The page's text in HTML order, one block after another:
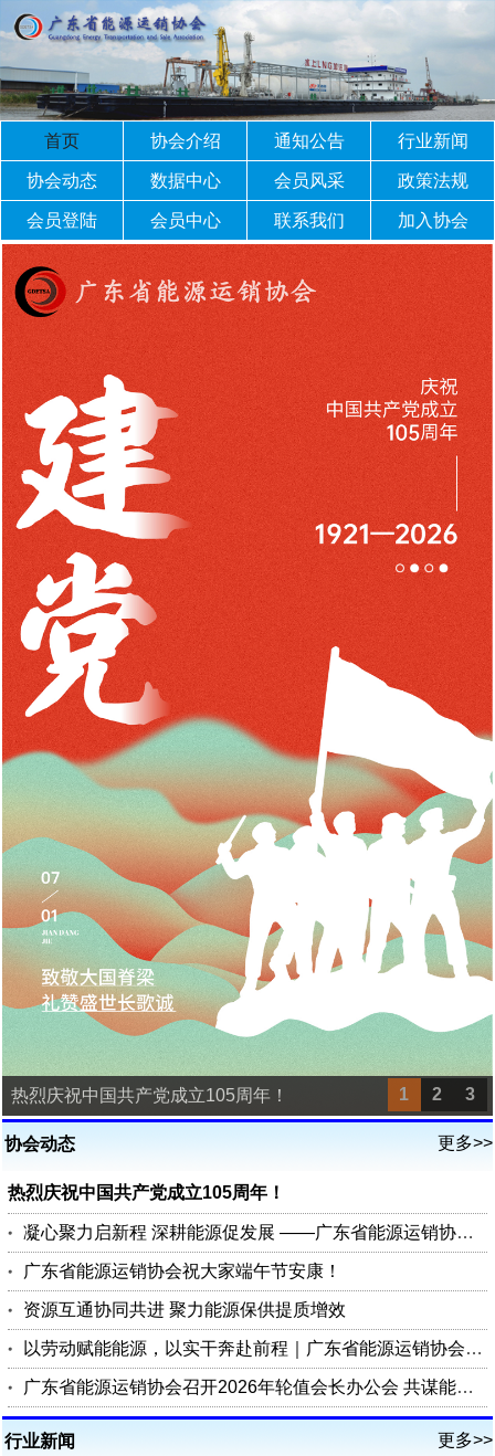
首页 协会介绍 通知公告 行业新闻
协会动态 数据中心 会员风采 政策法规
会员登陆 会员中心 联系我们 加入协会
1 2 3
热烈庆祝中国共产党成立105周年！
更多>>
协会动态
热烈庆祝中国共产党成立105周年！
凝心聚力启新程 深耕能源促发展 ——广东省能源运销协会第四届四次理事会圆满召开
广东省能源运销协会祝大家端午节安康！
资源互通协同共进 聚力能源保供提质增效
以劳动赋能能源，以实干奔赴前程｜广东省能源运销协会祝您五一劳动节快乐
广东省能源运销协会召开2026年轮值会长办公会 共谋能源行业高质量发展
更多>>
行业新闻